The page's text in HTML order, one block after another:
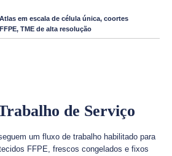
Atlas em escala de célula única, coortes
FFPE, TME de alta resolução
de Serviço
um fluxo de trabalho habilitado para
FFPE, frescos congelados e fixos